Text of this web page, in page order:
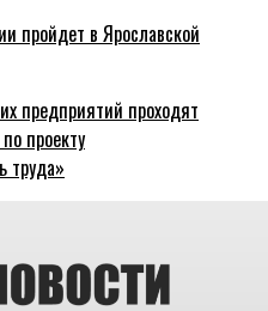
пройдет в Ярославской
предприятий проходят
проекту
труда»